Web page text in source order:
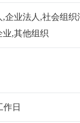
,企业法人,社会组织
业,其他组织
作日